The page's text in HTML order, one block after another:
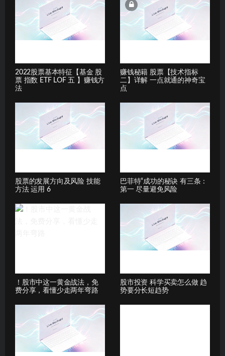
2022股票基本特征【基金 股
票 指数 ETF LOF 五 】赚钱方
法
赚钱秘籍 股票【技术指标
二】详解 一点就通的神奇宝
点
股票的发展方向及风险 技能
方法 运用 6
巴菲特“成功的秘诀 有三条：
第一 尽量避免风险
！股市中这一黄金战法，免
费分享，看懂少走两年弯路
股市投资 科学买卖怎么做 趋
势要分长短趋势